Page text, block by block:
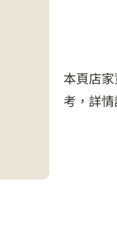
本頁店
考，詳